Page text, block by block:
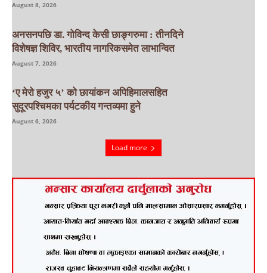
August 8, 2026
अनसनपछि डा. गोविन्द केसी छाङ्गरुमा : तीनदिने
विशेषज्ञ शिविर, भारतीय नागरिकसमेत लाभान्वित
August 7, 2026
‘ए मेरो हजुर ५’ को छायांकन अपिहिमालसहित
सुदूरपश्चिमका पर्यटकीय गन्तव्यमा हुने
August 6, 2026
Load more